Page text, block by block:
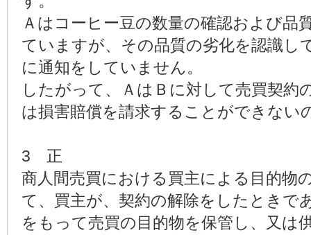
Ａはコーヒー豆の数量の確認および品
ていますが、その品質の劣化を認識し
に通知をしていません。
したがって、ＡはＢに対して売買契約
は損害賠償を請求することができない
3 正
商人間売買における買主による目的物
て、買主が、契約の解除をしたときで
をもって売買の目的物を保管し、又は